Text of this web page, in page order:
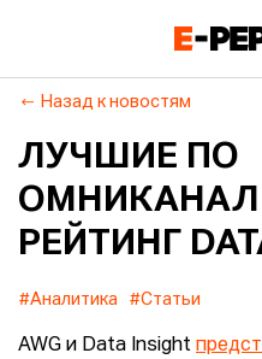
Назад к новостям
ЛУЧШИЕ ПО
РЕЙТИНГ
#Аналитика #Статьи
AWG и Data Insight